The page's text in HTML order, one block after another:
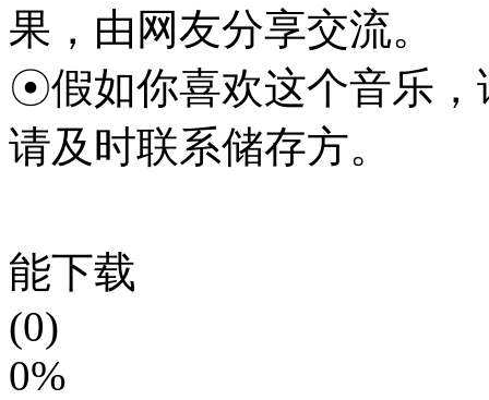
果，由网友分享交流。
☉假如你喜欢这个音乐，
请及时联系储存方。
能下载
(0)
0%